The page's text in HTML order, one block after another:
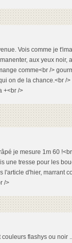
Vois comme je
aux yeux noir,
comme<br />
on de la chance.<br /
+<br />
je mesure 1m 60
une tresse pour les
l'article d'hier, marrant
/>
flashys ou noir